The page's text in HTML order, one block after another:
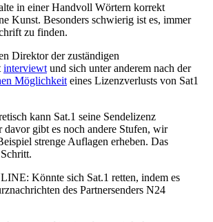
in einer Handvoll Wörtern korrekt
Kunst. Besonders schwierig ist es, immer
zu finden.
Direktor der zuständigen
interviewt und sich unter anderem nach der
Möglichkeit eines Lizenzverlusts von Sat1
kann Sat.1 seine Sendelizenz
davor gibt es noch andere Stufen, wir
strenge Auflagen erheben. Das
Könnte sich Sat.1 retten, indem es
des Partnersenders N24